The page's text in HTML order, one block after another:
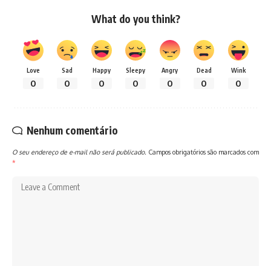
What do you think?
Love
0
Sad
0
Happy
0
Sleepy
0
Angry
0
Dead
0
Wink
0
Nenhum comentário
O seu endereço de e-mail não será publicado. Campos obrigatórios são marcados com
*